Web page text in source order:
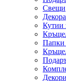
Свещи
Кутии
Папки